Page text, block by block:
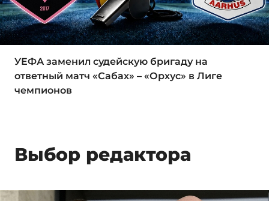
УЕФА заменил судейскую бригаду на
ответный матч «Сабах» – «Орхус» в Лиге
чемпионов
Выбор редактора